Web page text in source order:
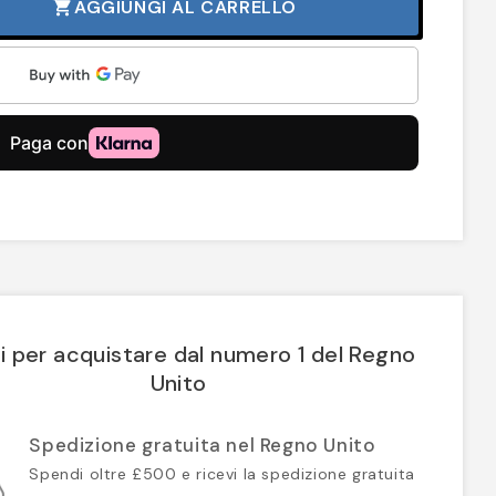
shopping_cartAGGIUNGI AL CARRELLO
per acquistare dal numero 1 del Regno
Unito
Spedizione gratuita nel Regno Unito
Spendi oltre £500 e ricevi la spedizione gratuita